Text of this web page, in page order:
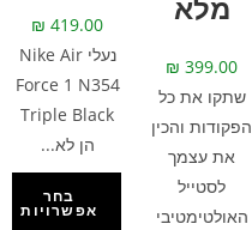
מלא
₪ 399.00
שתקו את כל
הפקודות והכין
את עצמך
לסטייל
האולטימטיבי
₪ 419.00
נעלי Nike Air
Force 1 N354
Triple Black
הן לא...
בחר
אפשרויות